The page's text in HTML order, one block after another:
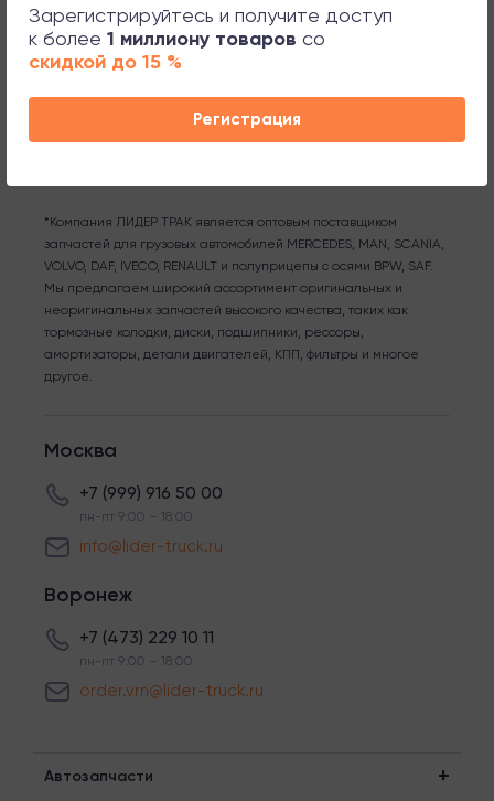
Зарегистрируйтесь и получите доступ
к более 1 миллиону товаров со
скидкой до 15 %
Регистрация
Сопутствующие товары
*Компания ЛИДЕР ТРАК является оптовым поставщиком
запчастей для грузовых автомобилей MERCEDES, MAN, SCANIA,
VOLVO, DAF, IVECO, RENAULT и полуприцепы с осями BPW, SAF.
Мы предлагаем широкий ассортимент оригинальных и
неоригинальных запчастей высокого качества, таких как
тормозные колодки, диски, подшипники, рессоры,
амортизаторы, детали двигателей, КПП, фильтры и многое
другое.
Москва
+7 (999) 916 50 00
пн-пт 9:00 – 18:00
info@lider-truck.ru
Воронеж
+7 (473) 229 10 11
пн-пт 9:00 – 18:00
order.vrn@lider-truck.ru
Автозапчасти